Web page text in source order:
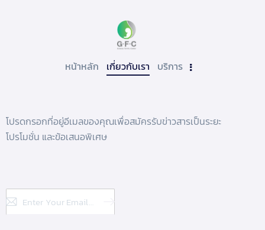
หน้าหลัก เกี่ยวกับเรา บริการ
โปรดกรอกที่อยู่อีเมลของคุณเพื่อสมัครรับข่าวสารเป็นระยะ
โปรโมชั่น และข้อเสนอพิเศษ
Subscribe